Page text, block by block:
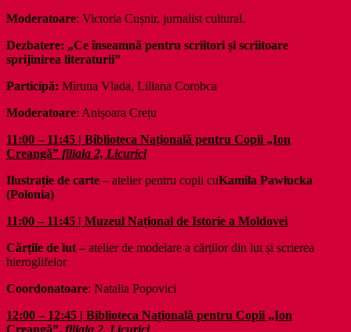
Moderatoare: Victoria Cușnir, jurnalist cultural.
Dezbatere: „Ce înseamnă pentru scriitori și scriitoare
sprijinirea literaturii”
Participă: Miruna Vlada, Liliana Corobca
Moderatoare: Anișoara Crețu
11:00 – 11:45 | Biblioteca Națională pentru Copii „Ion
Creangă” filiala 2, Licurici
Ilustrație de carte – atelier pentru copii cuKamila Pawłucka
(Polonia)
11:00 – 11:45 | Muzeul Național de Istorie a Moldovei
Cărțile de lut – atelier de modelare a cărților din lut și scrierea
hieroglifelor
Coordonatoare: Natalia Popovici
12:00 – 12:45 | Biblioteca Națională pentru Copii „Ion